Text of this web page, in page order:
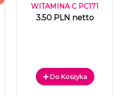
WITAMINA C PC171
3.50 PLN netto
Do Koszyka